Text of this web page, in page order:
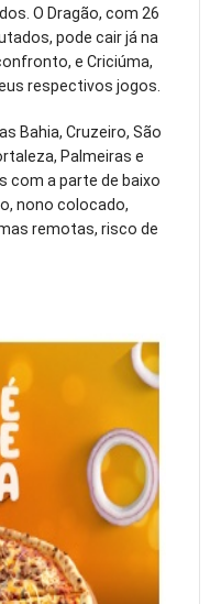
O Dragão, com 26
pode cair já na
e Criciúma,
respectivos jogos.
Bahia, Cruzeiro, São
Palmeiras e
com a parte de baixo
nono colocado,
remotas, risco de